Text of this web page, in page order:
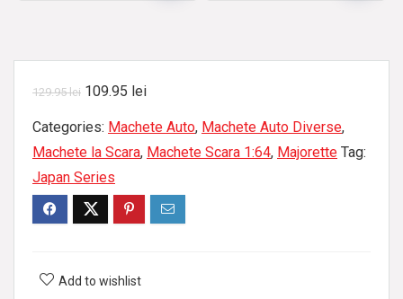
129.95lei 109.95 lei
Categories: Machete Auto, Machete Auto Diverse,
Machete la Scara, Machete Scara 1:64, Majorette Tag:
Japan Series
Add to wishlist